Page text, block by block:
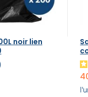
noir lien